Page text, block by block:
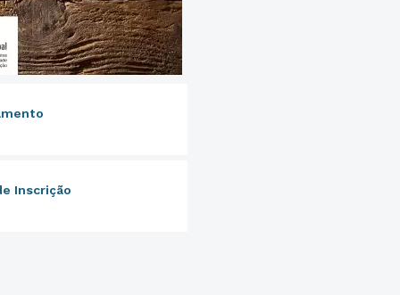
Inscrição